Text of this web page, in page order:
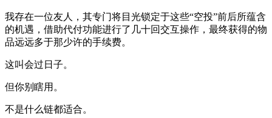
我存在一位友人，其专门将目光锁定于这些“空投”前后所蕴含
的机遇，借助代付功能进行了几十回交互操作，最终获得的物
品远远多于那少许的手续费。
这叫会过日子。
但你别瞎用。
不是什么链都适合。